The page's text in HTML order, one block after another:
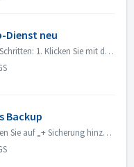
Dienst neu
Bitte tun Sie dies mit den folgenden Schritten: 1. Klicken Sie mit der rechten Maustaste auf „Arbeitsplatz“ und wählen Sie „Verwalten“. 2. Klicken Sie ...
Backup
Bitte gehen Sie wie folgt vor: 1. Klicken Sie auf „+ Sicherung hinzufügen“. 2. Wählen Sie „Lokale Kopie“ oder „Lokaler Schnappschuss“ und klicken Sie a...